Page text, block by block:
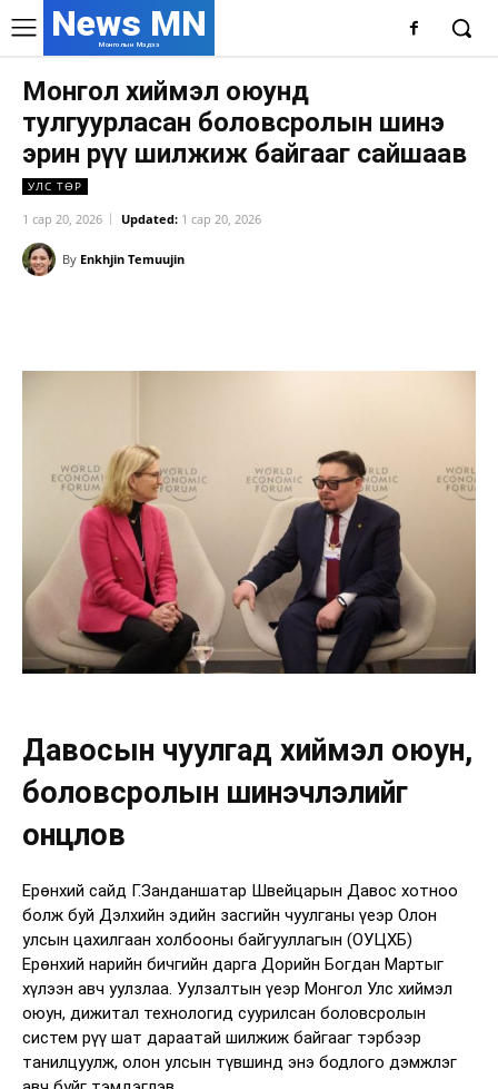
News MN
Монголын Мэдээ
Монгол хиймэл оюунд
тулгуурласан боловсролын шинэ
эрин рүү шилжиж байгааг сайшаав
УЛС ТӨР
1 сар 20, 2026 Updated: 1 сар 20, 2026
By Enkhjin Temuujin
Давосын чуулгад хиймэл оюун,
боловсролын шинэчлэлийг
онцлов
Ерөнхий сайд Г.Занданшатар Швейцарын Давос хотноо
болж буй Дэлхийн эдийн засгийн чуулганы үеэр Олон
улсын цахилгаан холбооны байгууллагын (ОУЦХБ)
Ерөнхий нарийн бичгийн дарга Дорийн Богдан Мартыг
хүлээн авч уулзлаа. Уулзалтын үеэр Монгол Улс хиймэл
оюун, дижитал технологид суурилсан боловсролын
систем рүү шат дараатай шилжиж байгааг тэрбээр
танилцуулж, олон улсын түвшинд энэ бодлого дэмжлэг